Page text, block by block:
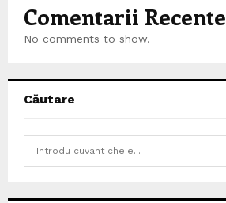
Comentarii Recente
No comments to show.
Căutare